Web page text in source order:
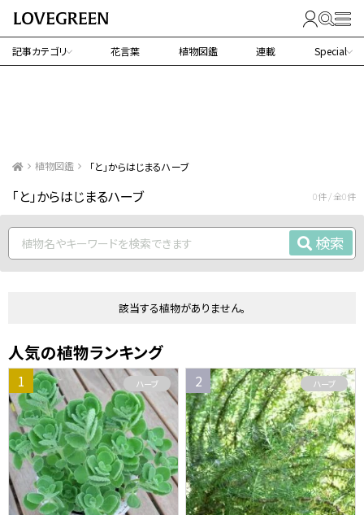
記事カテゴリ 花言葉 植物図鑑 連載 Special
植物図鑑 「と」からはじまるハーブ
「と」からはじまるハーブ 0件 / 全0件
検索
該当する植物がありません。
人気の植物ランキング
ハーブ ハーブ